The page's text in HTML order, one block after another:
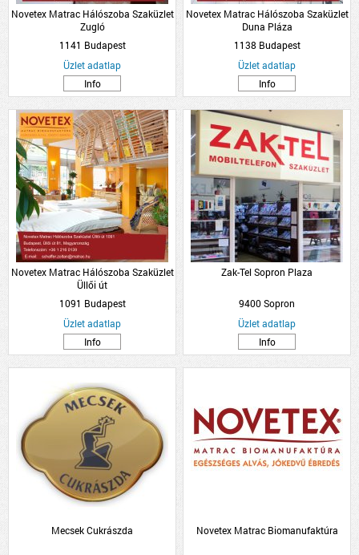
Novetex Matrac Hálószoba Szaküzlet
Zugló
1141 Budapest
Üzlet adatlap
Info
Novetex Matrac Hálószoba Szaküzlet
Duna Pláza
1138 Budapest
Üzlet adatlap
Info
Novetex Matrac Hálószoba Szaküzlet
Üllői út
1091 Budapest
Üzlet adatlap
Info
Zak-Tel Sopron Plaza
9400 Sopron
Üzlet adatlap
Info
Mecsek Cukrászda Novetex Matrac Biomanufaktúra